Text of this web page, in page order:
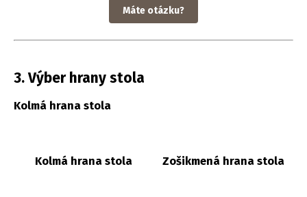
Máte otázku?
3. Výber hrany stola
Kolmá hrana stola
Kolmá hrana stola Zošikmená hrana stola